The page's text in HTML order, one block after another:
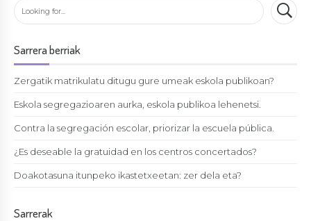
Sarrera berriak
Zergatik matrikulatu ditugu gure umeak eskola publikoan?
Eskola segregazioaren aurka, eskola publikoa lehenetsi.
Contra la segregación escolar, priorizar la escuela pública.
¿Es deseable la gratuidad en los centros concertados?
Doakotasuna itunpeko ikastetxeetan: zer dela eta?
Sarrerak